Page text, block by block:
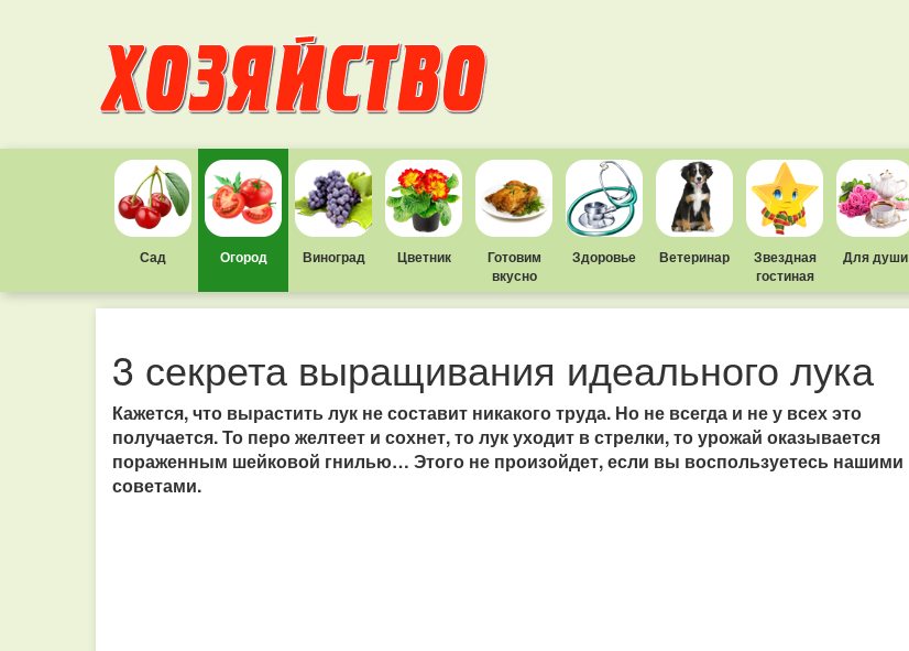
Сад Огород Виноград Цветник
Готовим
вкусно
Здоровье Ветеринар
Звездная
гостиная
Для души
3 секрета выращивания идеального лука
Кажется, что вырастить лук не составит никакого труда. Но не всегда и не у всех это
получается. То перо желтеет и сохнет, то лук уходит в стрелки, то урожай оказывается
пораженным шейковой гнилью… Этого не произойдет, если вы воспользуетесь нашими
советами.